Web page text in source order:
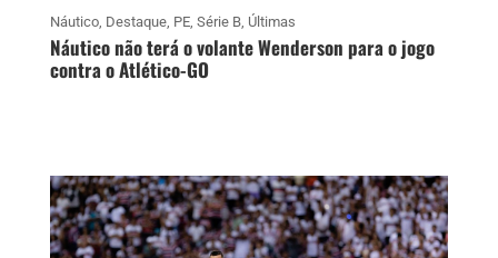
Náutico, Destaque, PE, Série B, Últimas
Náutico não terá o volante Wenderson para o jogo
contra o Atlético-GO